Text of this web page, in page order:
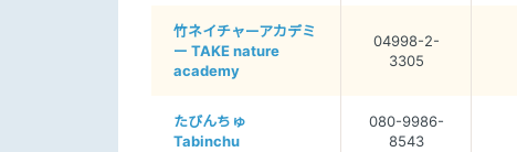
竹ネイチャーアカデミ
ー TAKE nature
academy
04998-2-
3305
たびんちゅ
Tabinchu
080-9986-
8543